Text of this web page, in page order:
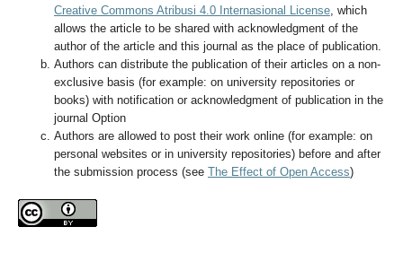
Creative Commons Atribusi 4.0 Internasional License, which
allows the article to be shared with acknowledgment of the
author of the article and this journal as the place of publication.
Authors can distribute the publication of their articles on a non-
exclusive basis (for example: on university repositories or
books) with notification or acknowledgment of publication in the
journal Option
Authors are allowed to post their work online (for example: on
personal websites or in university repositories) before and after
the submission process (see The Effect of Open Access)